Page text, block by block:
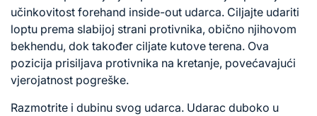
učinkovitost forehand inside-out udarca. Ciljajte udariti
loptu prema slabijoj strani protivnika, obično njihovom
bekhendu, dok također ciljate kutove terena. Ova
pozicija prisiljava protivnika na kretanje, povećavajući
vjerojatnost pogreške.
Razmotrite i dubinu svog udarca. Udarac duboko u